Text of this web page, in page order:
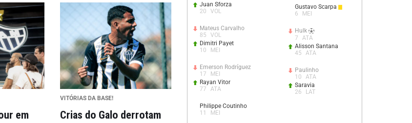
em
VITÓRIAS DA BASE!
Crias do Galo derrotam
Juan Sforza
20
VOL
Mateus Carvalho
85
VOL
Dimitri Payet
10
MEI
Emerson Rodríguez
17
MEI
Rayan Vitor
77
ATA
Philippe Coutinho
11
MEI
Gustavo Scarpa
6
MEI
Hulk
7
ATA
Alisson Santana
45
ATA
Paulinho
10
ATA
Saravia
26
LAT